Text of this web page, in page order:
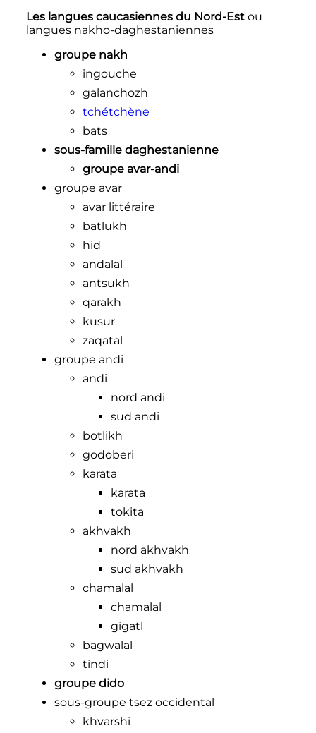
Les langues caucasiennes du Nord-Estou
langues nakho-daghestaniennes
groupe nakh
ingouche
galanchozh
tchétchène
bats
sous-famille daghestanienne
groupe avar-andi
groupe avar
avar littéraire
batlukh
hid
andalal
antsukh
qarakh
kusur
zaqatal
groupe andi
andi
nord andi
sud andi
botlikh
godoberi
karata
karata
tokita
akhvakh
nord akhvakh
sud akhvakh
chamalal
chamalal
gigatl
bagwalal
tindi
groupe dido
sous-groupe tsez occidental
khvarshi